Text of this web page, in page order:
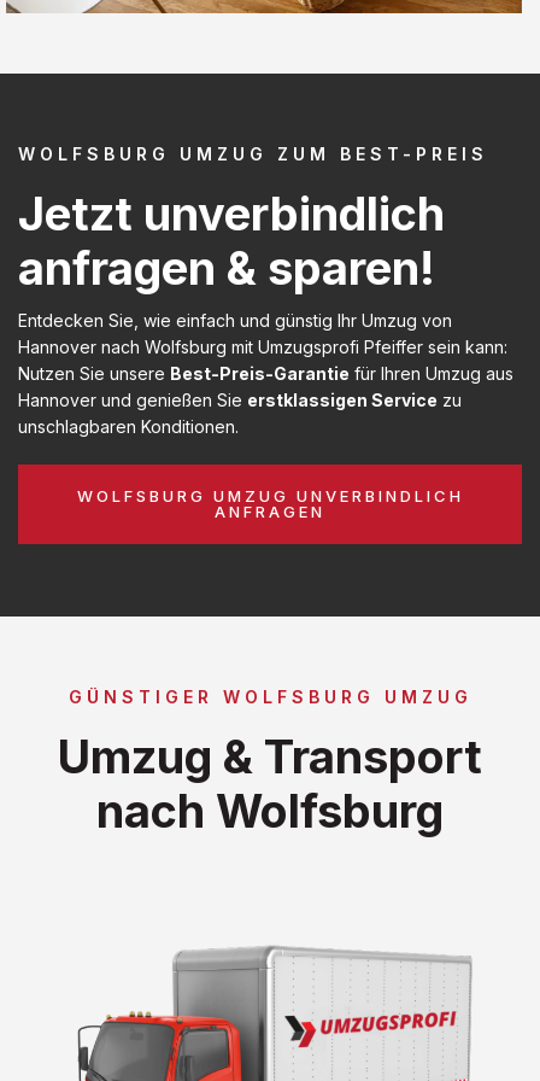
WOLFSBURG UMZUG ZUM BEST-PREIS
Jetzt unverbindlich
anfragen & sparen!
Entdecken Sie, wie einfach und günstig Ihr Umzug von
Hannover nach Wolfsburg mit Umzugsprofi Pfeiffer sein kann:
Nutzen Sie unsere Best-Preis-Garantie für Ihren Umzug aus
Hannover und genießen Sie erstklassigen Service zu
unschlagbaren Konditionen.
WOLFSBURG UMZUG UNVERBINDLICH
ANFRAGEN
GÜNSTIGER WOLFSBURG UMZUG
Umzug & Transport
nach Wolfsburg